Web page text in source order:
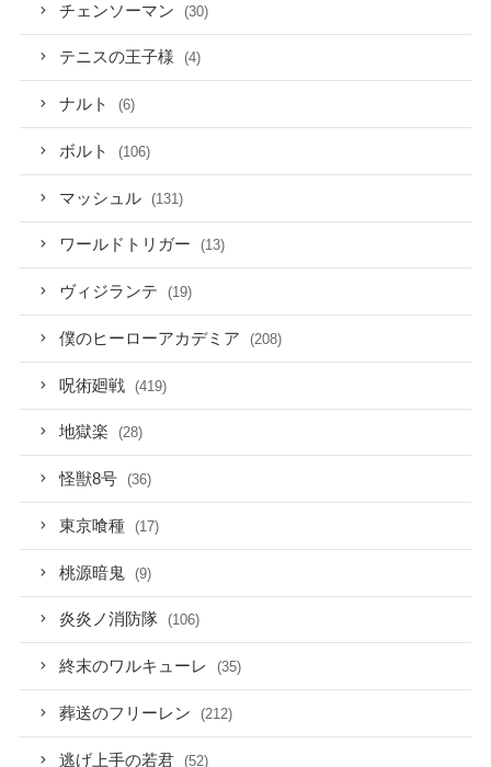
チェンソーマン (30)
テニスの王子様 (4)
ナルト (6)
ボルト (106)
マッシュル (131)
ワールドトリガー (13)
ヴィジランテ (19)
僕のヒーローアカデミア (208)
呪術廻戦 (419)
地獄楽 (28)
怪獣8号 (36)
東京喰種 (17)
桃源暗鬼 (9)
炎炎ノ消防隊 (106)
終末のワルキューレ (35)
葬送のフリーレン (212)
逃げ上手の若君 (52)